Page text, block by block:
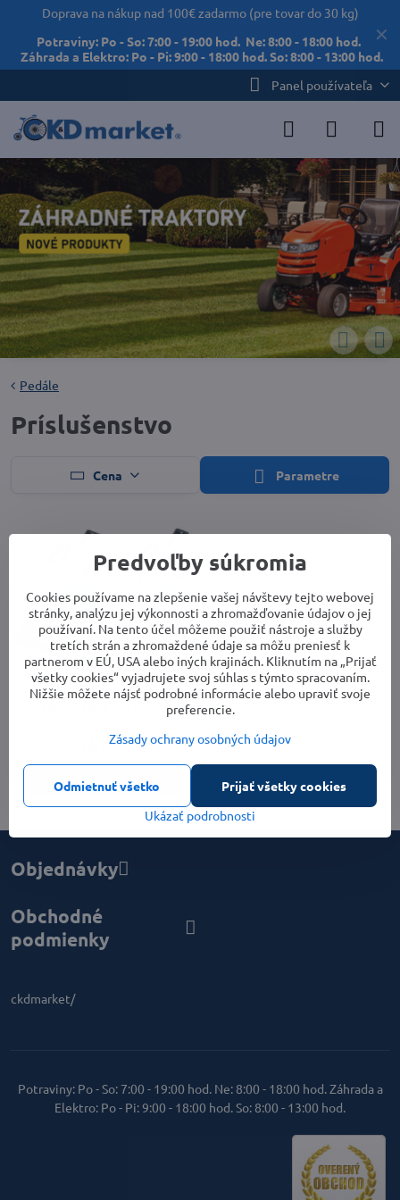
✕
Doprava na nákup nad 100€ zadarmo (pre tovar do 30 kg)
Potraviny: Po - So: 7:00 - 19:00 hod. Ne: 8:00 - 18:00 hod.
Záhrada a Elektro: Po - Pi: 9:00 - 18:00 hod. So: 8:00 - 13:00 hod.
Panel používateľa
Pedále
Príslušenstvo
Cena Parametre
10%
zarážky SHIMANO SM-SH12
14,76 €
Zobraziť
Objednávky
Obchodné
podmienky
ckdmarket/
Potraviny: Po - So: 7:00 - 19:00 hod. Ne: 8:00 - 18:00 hod. Záhrada a
Elektro: Po - Pi: 9:00 - 18:00 hod. So: 8:00 - 13:00 hod.
Predvoľby súkromia
Cookies používame na zlepšenie vašej návštevy tejto webovej
stránky, analýzu jej výkonnosti a zhromažďovanie údajov o jej
používaní. Na tento účel môžeme použiť nástroje a služby
tretích strán a zhromaždené údaje sa môžu preniesť k
partnerom v EÚ, USA alebo iných krajinách. Kliknutím na „Prijať
všetky cookies“ vyjadrujete svoj súhlas s týmto spracovaním.
Nižšie môžete nájsť podrobné informácie alebo upraviť svoje
preferencie.
Zásady ochrany osobných údajov
Ukázať podrobnosti
Prijať všetky cookies
Odmietnuť všetko